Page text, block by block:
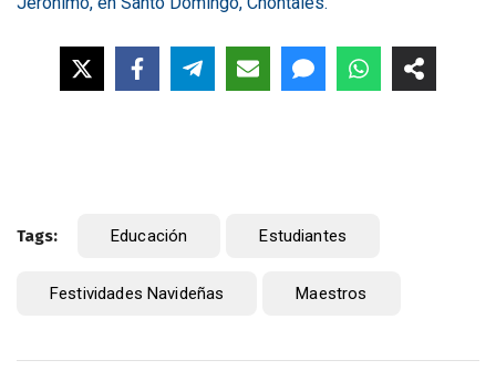
Tags: Educación Estudiantes
Festividades Navideñas Maestros